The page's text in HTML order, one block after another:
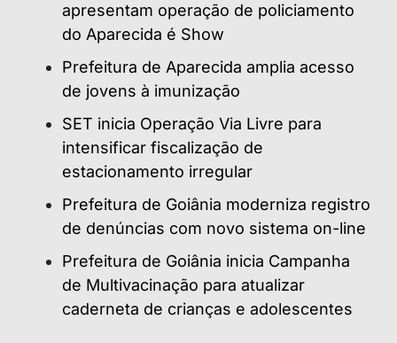
apresentam operação de policiamento
do Aparecida é Show
Prefeitura de Aparecida amplia acesso
de jovens à imunização
SET inicia Operação Via Livre para
intensificar fiscalização de
estacionamento irregular
Prefeitura de Goiânia moderniza registro
de denúncias com novo sistema on-line
Prefeitura de Goiânia inicia Campanha
de Multivacinação para atualizar
caderneta de crianças e adolescentes